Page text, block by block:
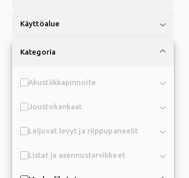
Käyttöalue
Kategoria
Akustiikkapinnoite
Joustokankaat
Leijuvat levyt ja riippupaneelit
Listat ja asennustarvikkeet